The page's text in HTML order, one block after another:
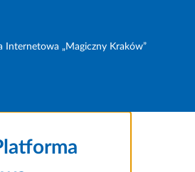
Internetowa „Magiczny Kraków”